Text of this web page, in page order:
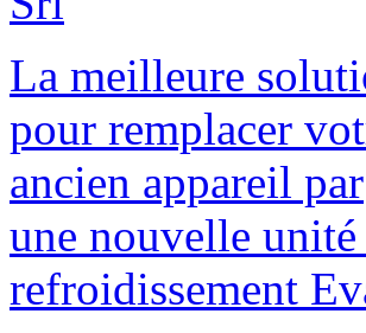
La meilleure
pour remplacer
ancien appareil par
une nouvelle unité
refroidissement